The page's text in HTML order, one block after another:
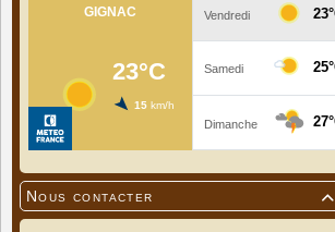

Nous contacter